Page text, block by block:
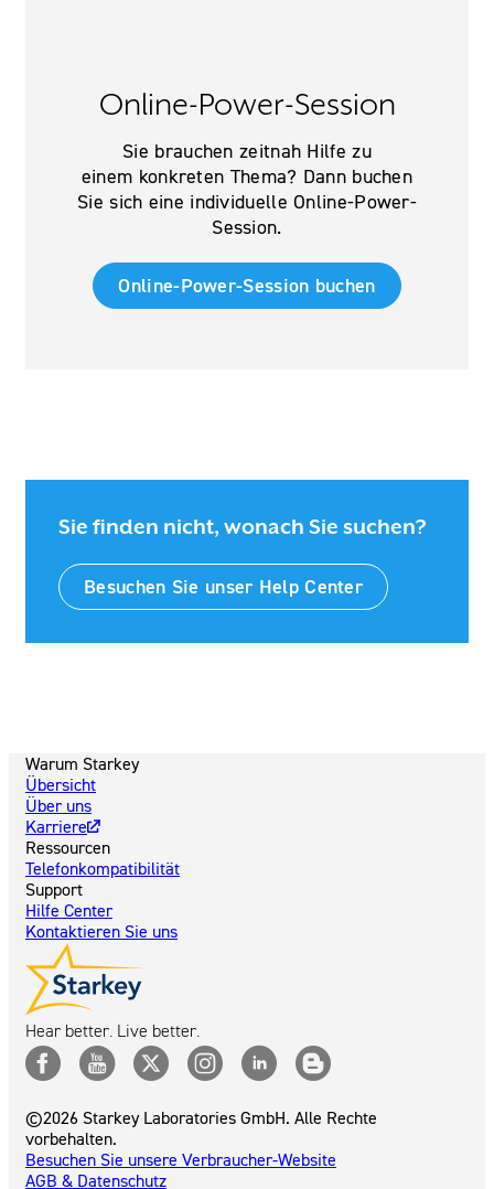
Online-Power-Session
Sie brauchen zeitnah Hilfe zu
einem konkreten Thema? Dann buchen
Sie sich eine individuelle Online-Power-
Session.​
Online-Power-Session buchen
Sie finden nicht, wonach Sie suchen?
Besuchen Sie unser Help Center
Warum Starkey
Übersicht
Über uns
Karriere
Ressourcen
Telefonkompatibilität
Support
Hilfe Center
Kontaktieren Sie uns
Hear better. Live better.
©2026 Starkey Laboratories GmbH. Alle Rechte
vorbehalten.
Besuchen Sie unsere Verbraucher-Website
AGB & Datenschutz